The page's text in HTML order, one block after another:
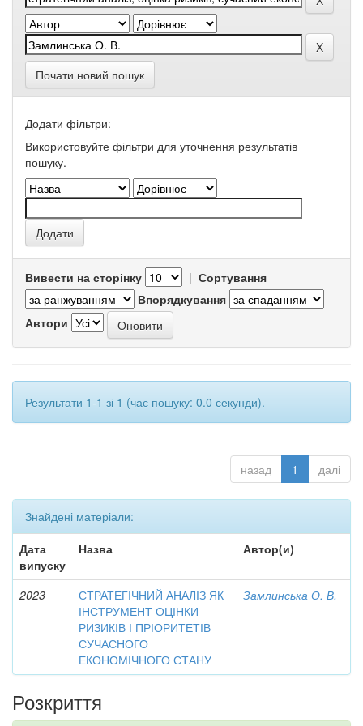
Почати новий пошук
Додати фільтри:
Використовуйте фільтри для уточнення результатів
пошуку.
Вивести на сторінку | Сортування
Впорядкування
Автори
Результати 1-1 зі 1 (час пошуку: 0.0 секунди).
назад 1 далі
Знайдені матеріали:
Дата
випуску
Назва Автор(и)
2023
СТРАТЕГІЧНИЙ АНАЛІЗ ЯК
ІНСТРУМЕНТ ОЦІНКИ
РИЗИКІВ І ПРІОРИТЕТІВ
СУЧАСНОГО
ЕКОНОМІЧНОГО СТАНУ
Замлинська О. В.
Розкриття